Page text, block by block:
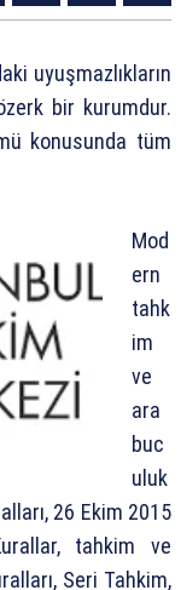
uyuşmazlıkların
bir kurumdur.
konusunda tüm
Mod
ern
tahk
im
ve
ara
buc
uluk
26 Ekim 2015
tahkim ve
Seri Tahkim,